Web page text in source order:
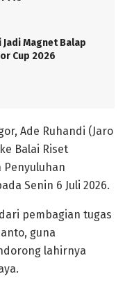
Magnet Balap
Cup 2026
Ade Ruhandi (Jaro
Balai Riset
Penyuluhan
Senin 6 Juli 2026.
pembagian tugas
guna
lahirnya